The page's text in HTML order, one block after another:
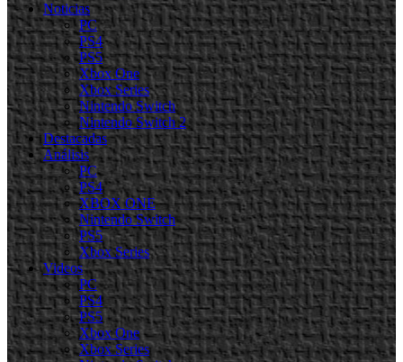
Noticias
PC
PS4
PS5
Xbox One
Xbox Series
Nintendo Switch
Nintendo Switch 2
Destacadas
Análisis
PC
PS4
XBOX ONE
Nintendo Switch
PS5
Xbox Series
Videos
PC
PS4
PS5
Xbox One
Xbox Series